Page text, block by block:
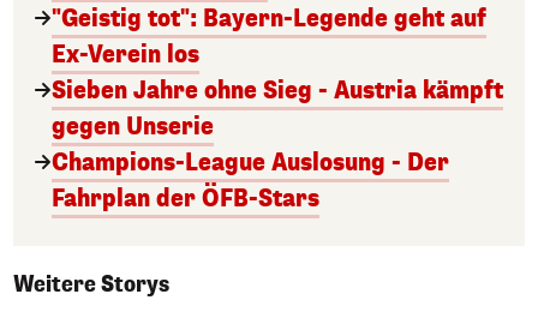
"Geistig tot": Bayern-Legende geht auf
Ex-Verein los
Sieben Jahre ohne Sieg - Austria kämpft
gegen Unserie
Champions-League Auslosung - Der
Fahrplan der ÖFB-Stars
Weitere Storys